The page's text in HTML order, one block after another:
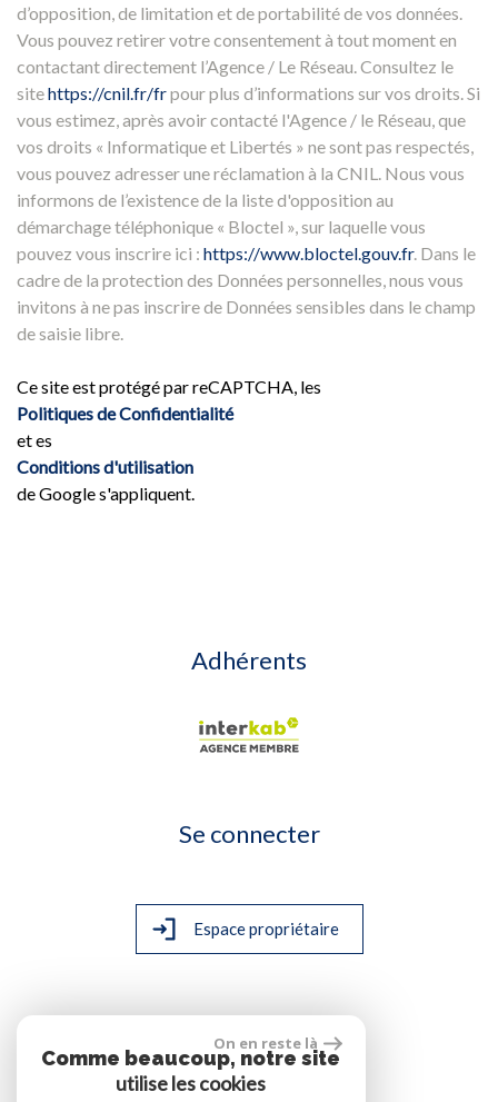
d’opposition, de limitation et de portabilité de vos données.
Vous pouvez retirer votre consentement à tout moment en
contactant directement l’Agence / Le Réseau. Consultez le
sitehttps://cnil.fr/frpour plus d’informations sur vos droits. Si
vous estimez, après avoir contacté l'Agence / le Réseau, que
vos droits « Informatique et Libertés » ne sont pas respectés,
vous pouvez adresser une réclamation à la CNIL. Nous vous
informons de l’existence de la liste d'opposition au
démarchage téléphonique « Bloctel », sur laquelle vous
pouvez vous inscrire ici : https://www.bloctel.gouv.fr. Dans le
cadre de la protection des Données personnelles, nous vous
invitons à ne pas inscrire de Données sensibles dans le champ
de saisie libre.
Ce site est protégé par reCAPTCHA, les
Politiques de Confidentialité
et es
Conditions d'utilisation
de Google s'appliquent.
Adhérents
Se connecter
Espace propriétaire
site réalisé par
On en reste là
Comme beaucoup, notre site
utilise les cookies